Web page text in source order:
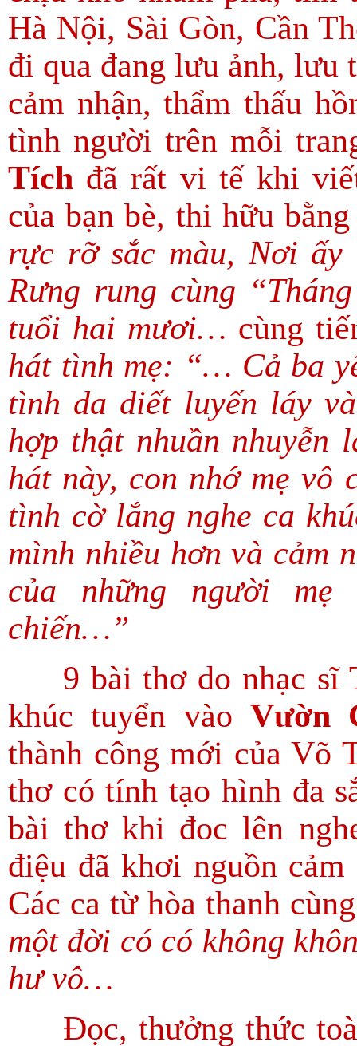
Hà Nội, Sài Gòn, Cần
đi qua đang lưu ảnh, lưu
cảm nhận, thẩm thấu
tình người trên mỗi
Tích đã rất vi tế khi
của bạn bè, thi hữu
rực rỡ sắc màu, Nơi
Rưng rung cùng
tuổi hai mươi… cùng
hát tình mẹ: “… Cả ba
tình da diết luyến láy
hợp thật nhuần nhuyễn
hát này, con nhớ mẹ vô
tình cờ lắng nghe ca
mình nhiều hơn và cảm
của những người
chiến…”
9 bài thơ do nhạc sĩ
khúc tuyển vào Vườn
thành công mới của Võ
thơ có tính tạo hình đa
bài thơ khi đoc lên
điệu đã khơi nguồn
Các ca từ hòa thanh
một đời có có không
hư vô…
Đọc, thưởng thức